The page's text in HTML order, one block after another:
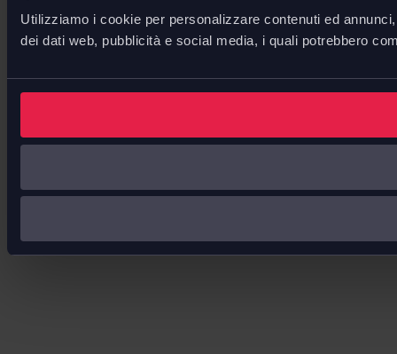
Utilizziamo i cookie per personalizzare contenuti ed
dei dati web, pubblicità e social media, i quali potrebbero